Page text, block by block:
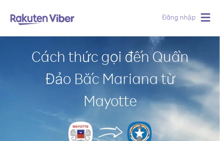
Đăng nhập
Cách thức gọi đến Quần
Đảo Bắc Mariana từ
Mayotte